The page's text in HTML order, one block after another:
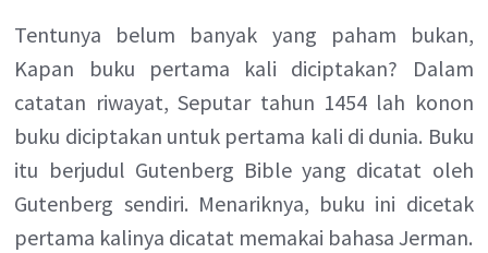
Tentunya belum banyak yang paham bukan,
Kapan buku pertama kali diciptakan? Dalam
catatan riwayat, Seputar tahun 1454 lah konon
buku diciptakan untuk pertama kali di dunia. Buku
itu berjudul Gutenberg Bible yang dicatat oleh
Gutenberg sendiri. Menariknya, buku ini dicetak
pertama kalinya dicatat memakai bahasa Jerman.